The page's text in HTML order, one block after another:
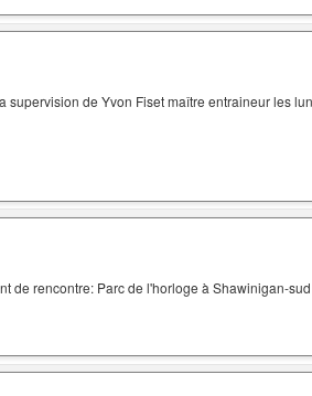
de Yvon Fiset maître entraineur les
de rencontre: Parc de l'horloge à Shawinigan-sud